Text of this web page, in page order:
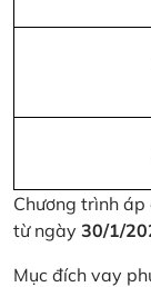
Chương trình
từ ngày 30/1/
Mục đích vay